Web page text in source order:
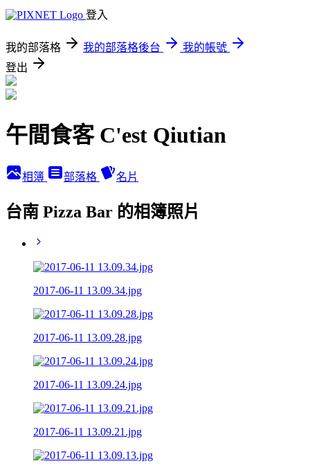
登入
我的部落格 我的部落格後台
我的帳號
登出
午間食客 C'est Qiutian
相簿 部落格 名片
台南 Pizza Bar 的相簿照片
2017-06-11 13.09.34.jpg
2017-06-11 13.09.28.jpg
2017-06-11 13.09.24.jpg
2017-06-11 13.09.21.jpg